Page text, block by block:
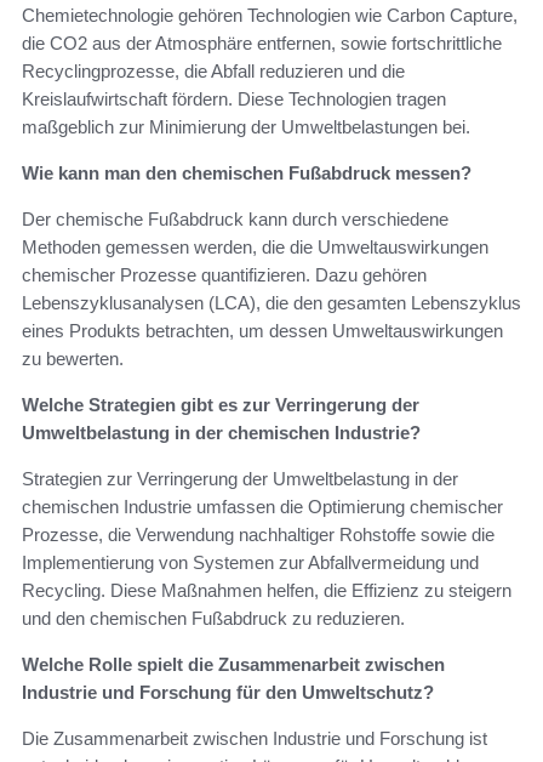
Chemietechnologie gehören Technologien wie Carbon Capture,
die CO2 aus der Atmosphäre entfernen, sowie fortschrittliche
Recyclingprozesse, die Abfall reduzieren und die
Kreislaufwirtschaft fördern. Diese Technologien tragen
maßgeblich zur Minimierung der Umweltbelastungen bei.
Wie kann man den chemischen Fußabdruck messen?
Der chemische Fußabdruck kann durch verschiedene
Methoden gemessen werden, die die Umweltauswirkungen
chemischer Prozesse quantifizieren. Dazu gehören
Lebenszyklusanalysen (LCA), die den gesamten Lebenszyklus
eines Produkts betrachten, um dessen Umweltauswirkungen
zu bewerten.
Welche Strategien gibt es zur Verringerung der
Umweltbelastung in der chemischen Industrie?
Strategien zur Verringerung der Umweltbelastung in der
chemischen Industrie umfassen die Optimierung chemischer
Prozesse, die Verwendung nachhaltiger Rohstoffe sowie die
Implementierung von Systemen zur Abfallvermeidung und
Recycling. Diese Maßnahmen helfen, die Effizienz zu steigern
und den chemischen Fußabdruck zu reduzieren.
Welche Rolle spielt die Zusammenarbeit zwischen
Industrie und Forschung für den Umweltschutz?
Die Zusammenarbeit zwischen Industrie und Forschung ist